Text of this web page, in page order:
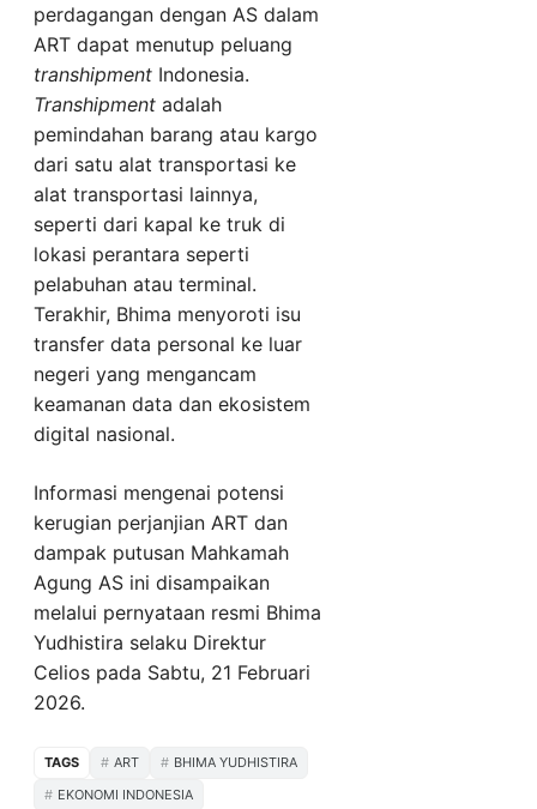
perdagangan dengan AS dalam
ART dapat menutup peluang
transhipment Indonesia.
Transhipment adalah
pemindahan barang atau kargo
dari satu alat transportasi ke
alat transportasi lainnya,
seperti dari kapal ke truk di
lokasi perantara seperti
pelabuhan atau terminal.
Terakhir, Bhima menyoroti isu
transfer data personal ke luar
negeri yang mengancam
keamanan data dan ekosistem
digital nasional.
Informasi mengenai potensi
kerugian perjanjian ART dan
dampak putusan Mahkamah
Agung AS ini disampaikan
melalui pernyataan resmi Bhima
Yudhistira selaku Direktur
Celios pada Sabtu, 21 Februari
2026.
TAGS ART
BHIMA YUDHISTIRA
EKONOMI INDONESIA